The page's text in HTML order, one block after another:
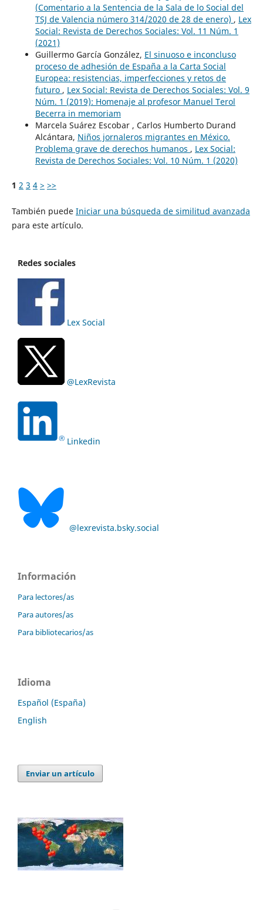
(Comentario a la Sentencia de la Sala de lo Social del
TSJ de Valencia número 314/2020 de 28 de enero) , Lex
Social: Revista de Derechos Sociales: Vol. 11 Núm. 1
(2021)
Guillermo García González, El sinuoso e inconcluso
proceso de adhesión de España a la Carta Social
Europea: resistencias, imperfecciones y retos de
futuro , Lex Social: Revista de Derechos Sociales: Vol. 9
Núm. 1 (2019): Homenaje al profesor Manuel Terol
Becerra in memoriam
Marcela Suárez Escobar , Carlos Humberto Durand
Alcántara, Niños jornaleros migrantes en México.
Problema grave de derechos humanos , Lex Social:
Revista de Derechos Sociales: Vol. 10 Núm. 1 (2020)
1 2 3 4 > >>
También puede Iniciar una búsqueda de similitud avanzada
para este artículo.
Redes sociales
Lex Social
@LexRevista
Linkedin
@lexrevista.bsky.social
Información
Para lectores/as
Para autores/as
Para bibliotecarios/as
Idioma
Español (España)
English
Enviar un artículo